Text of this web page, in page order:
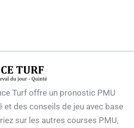
Turf offre un pronostic PMU
et des conseils de jeu avec base
sur les autres courses PMU,